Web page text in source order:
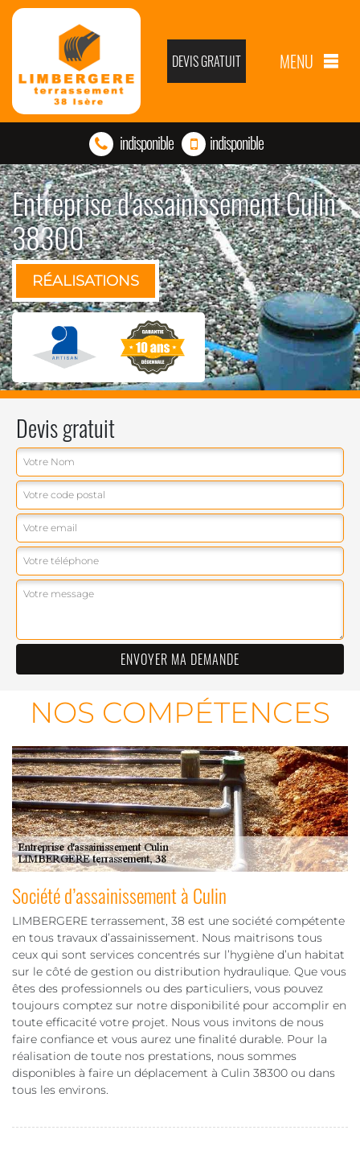
DEVIS GRATUIT MENU
indisponible indisponible
Entreprise d'assainissement Culin
38300
RÉALISATIONS
Devis gratuit
NOS COMPÉTENCES
Société d’assainissement à Culin
LIMBERGERE terrassement, 38 est une société compétente
en tous travaux d’assainissement. Nous maitrisons tous
ceux qui sont services concentrés sur l’hygiène d’un habitat
sur le côté de gestion ou distribution hydraulique. Que vous
êtes des professionnels ou des particuliers, vous pouvez
toujours comptez sur notre disponibilité pour accomplir en
toute efficacité votre projet. Nous vous invitons de nous
faire confiance et vous aurez une finalité durable. Pour la
réalisation de toute nos prestations, nous sommes
disponibles à faire un déplacement à Culin 38300 ou dans
tous les environs.